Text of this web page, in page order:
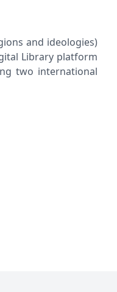
and ideologies)
Library platform
two international